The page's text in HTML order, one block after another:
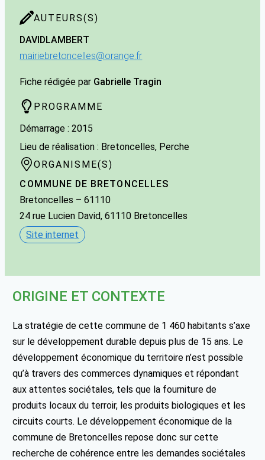
AUTEURS(S)
DAVIDLAMBERT
mairiebretoncelles@orange.fr
Fiche rédigée par Gabrielle Tragin
PROGRAMME
Démarrage : 2015
Lieu de réalisation : Bretoncelles, Perche
ORGANISME(S)
COMMUNE DE BRETONCELLES
Bretoncelles – 61110
24 rue Lucien David, 61110 Bretoncelles
Site internet
ORIGINE ET CONTEXTE
La stratégie de cette commune de 1 460 habitants s’axe
sur le développement durable depuis plus de 15 ans. Le
développement économique du territoire n’est possible
qu’à travers des commerces dynamiques et répondant
aux attentes sociétales, tels que la fourniture de
produits locaux du terroir, les produits biologiques et les
circuits courts. Le développement économique de la
commune de Bretoncelles repose donc sur cette
recherche de cohérence entre les demandes sociétales